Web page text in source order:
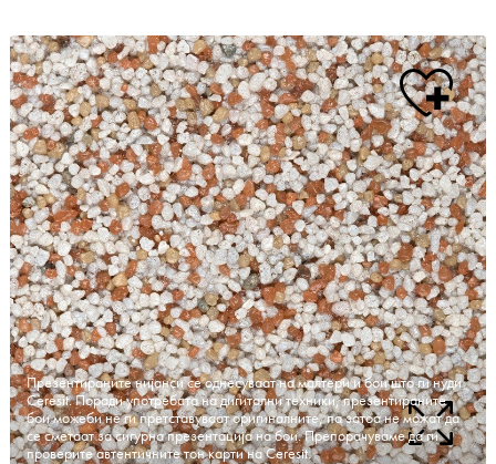
Презентираните нијанси се однесуваат на малтери и бои што ги нуди
Ceresit. Поради употребата на дигитални техники, презентираните
бои можеби не ги претставуваат оригиналните, па затоа не можат да
се сметаат за сигурна презентација на бои. Препорачуваме да ги
проверите автентичните тон карти на Ceresit.